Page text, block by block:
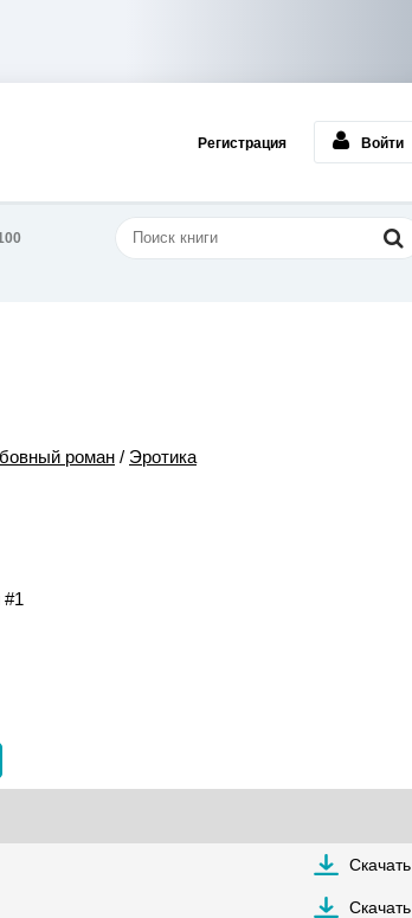
Регистрация Войти
роман / Эротика
Скачать
Скачать